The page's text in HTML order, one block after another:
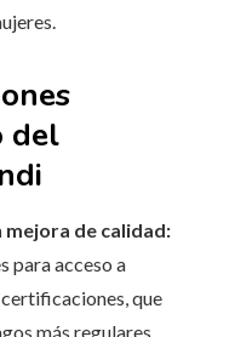
del
de calidad:
para acceso a
que
más regulares.